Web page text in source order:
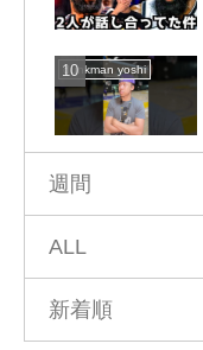
dunkman yoshi
週間
ALL
新着順